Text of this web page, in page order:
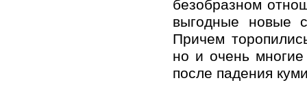
безобразном
выгодные новые
Причем
но и очень
после падения